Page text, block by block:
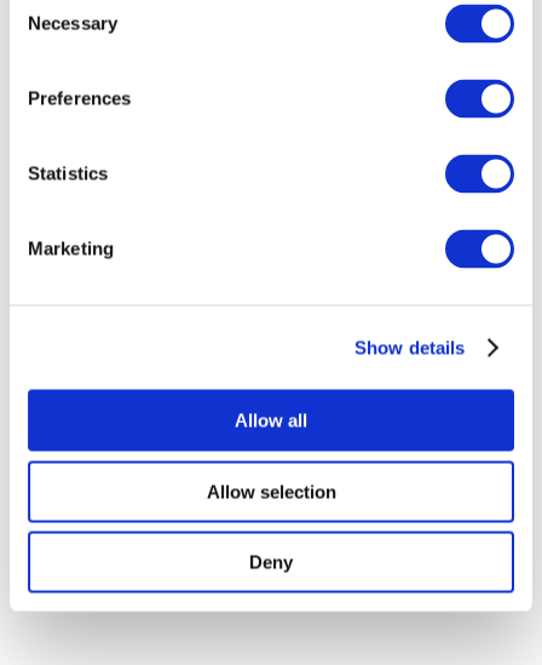
Selection
Necessary
Preferences
Statistics
Marketing
Show details
Allow all
Allow selection
Deny
Творческий вечер
Наше спецпредложение
Применить